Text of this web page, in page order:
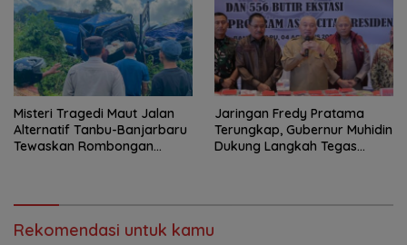
Misteri Tragedi Maut Jalan
Alternatif Tanbu-Banjarbaru
Tewaskan Rombongan
Jaringan Fredy Pratama
Terungkap, Gubernur Muhidin
Dukung Langkah Tegas
Rekomendasi untuk kamu